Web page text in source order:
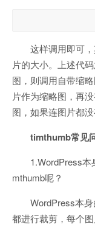
这样调用即可
片的大小。上述代
图，则调用自带缩
片作为缩略图，再
图，如果连图片都
timthumb常见
1.WordPress
mthumb呢？
WordPress本
都进行裁剪，每个